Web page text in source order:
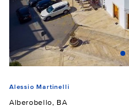
Alessio Martinelli
Alberobello, BA